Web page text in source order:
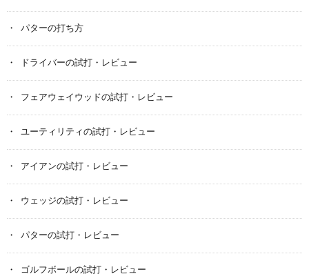
パターの打ち方
ドライバーの試打・レビュー
フェアウェイウッドの試打・レビュー
ユーティリティの試打・レビュー
アイアンの試打・レビュー
ウェッジの試打・レビュー
パターの試打・レビュー
ゴルフボールの試打・レビュー